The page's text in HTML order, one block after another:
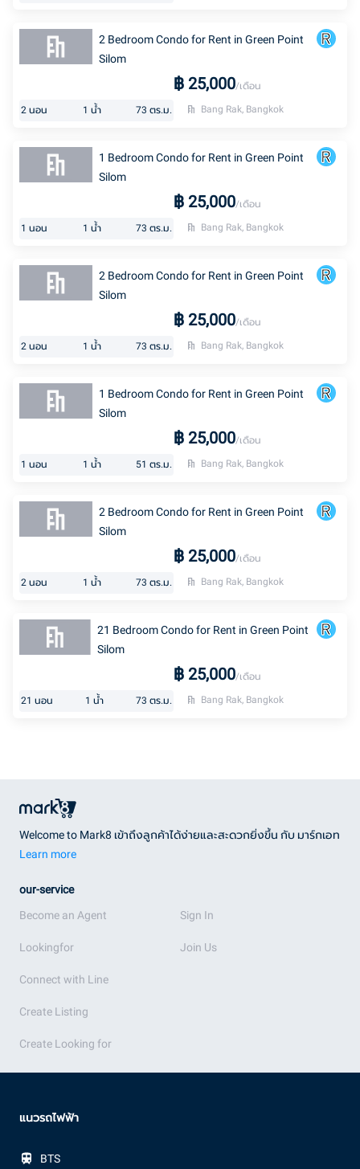
2 Bedroom Condo for Rent in Green Point
Silom
฿ 25,000/เดือน
2 นอน 1 น้ำ 73 ตร.ม. Bang Rak, Bangkok
1 Bedroom Condo for Rent in Green Point
Silom
฿ 25,000/เดือน
1 นอน 1 น้ำ 73 ตร.ม. Bang Rak, Bangkok
2 Bedroom Condo for Rent in Green Point
Silom
฿ 25,000/เดือน
2 นอน 1 น้ำ 73 ตร.ม. Bang Rak, Bangkok
1 Bedroom Condo for Rent in Green Point
Silom
฿ 25,000/เดือน
1 นอน 1 น้ำ 51 ตร.ม. Bang Rak, Bangkok
2 Bedroom Condo for Rent in Green Point
Silom
฿ 25,000/เดือน
2 นอน 1 น้ำ 73 ตร.ม. Bang Rak, Bangkok
21 Bedroom Condo for Rent in Green Point
Silom
฿ 25,000/เดือน
21 นอน 1 น้ำ 73 ตร.ม. Bang Rak, Bangkok
Welcome to Mark8 เข้าถึงลูกค้าได้ง่ายและสะดวกยิ่งขึ้น กับ มาร์กเอท
Learn more
our-service
Become an Agent
Lookingfor
Connect with Line
Create Listing
Create Looking for
Sign In
Join Us
แนวรถไฟฟ้า
BTS